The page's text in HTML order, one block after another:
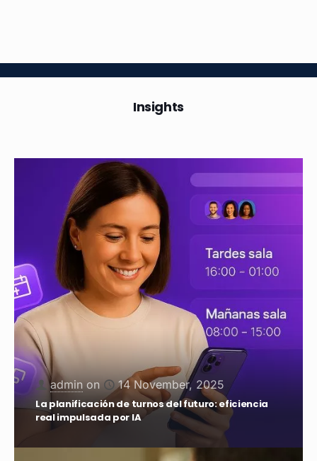
admin on 6 June, 2025
¿Por qué tu empresa necesita un sistema de
control horario digital en 2025?